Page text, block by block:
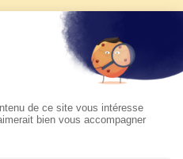
d'été 2026 de KTO
pastorale du pape Léon
à suivre sur KTO le